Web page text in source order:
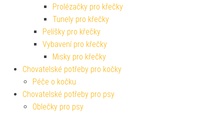
Prolézačky pro křečky
Tunely pro křečky
Pelíšky pro křečky
Vybavení pro křečky
Misky pro křečky
Chovatelské potřeby pro kočky
Péče o kočku
Chovatelské potřeby pro psy
Oblečky pro psy